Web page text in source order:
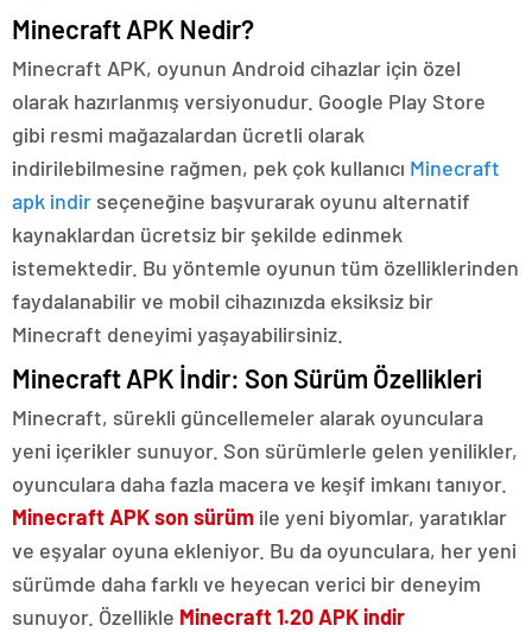
Minecraft APK Nedir?
Minecraft APK, oyunun Android cihazlar için özel
olarak hazırlanmış versiyonudur. Google Play Store
gibi resmi mağazalardan ücretli olarak
indirilebilmesine rağmen, pek çok kullanıcı Minecraft
apk indir seçeneğine başvurarak oyunu alternatif
kaynaklardan ücretsiz bir şekilde edinmek
istemektedir. Bu yöntemle oyunun tüm özelliklerinden
faydalanabilir ve mobil cihazınızda eksiksiz bir
Minecraft deneyimi yaşayabilirsiniz.
Minecraft APK İndir: Son Sürüm Özellikleri
Minecraft, sürekli güncellemeler alarak oyunculara
yeni içerikler sunuyor. Son sürümlerle gelen yenilikler,
oyunculara daha fazla macera ve keşif imkanı tanıyor.
Minecraft APK son sürüm ile yeni biyomlar, yaratıklar
ve eşyalar oyuna ekleniyor. Bu da oyunculara, her yeni
sürümde daha farklı ve heyecan verici bir deneyim
sunuyor. Özellikle Minecraft 1.20 APK indir